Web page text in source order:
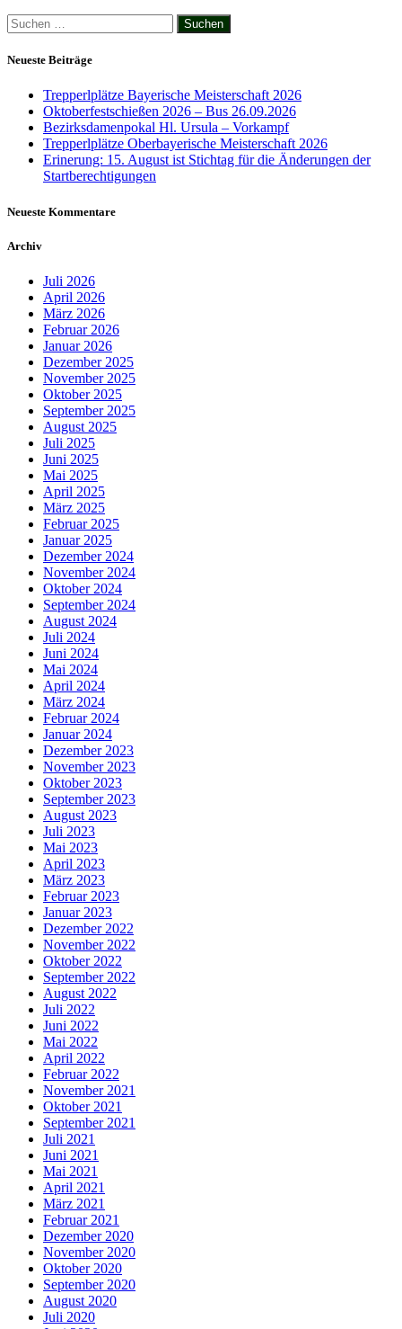
Suchen
nach:
Neueste Beiträge
Trepperlplätze Bayerische Meisterschaft 2026
Oktoberfestschießen 2026 – Bus 26.09.2026
Bezirksdamenpokal Hl. Ursula – Vorkampf
Trepperlplätze Oberbayerische Meisterschaft 2026
Erinerung: 15. August ist Stichtag für die Änderungen der
Startberechtigungen
Neueste Kommentare
Archiv
Juli 2026
April 2026
März 2026
Februar 2026
Januar 2026
Dezember 2025
November 2025
Oktober 2025
September 2025
August 2025
Juli 2025
Juni 2025
Mai 2025
April 2025
März 2025
Februar 2025
Januar 2025
Dezember 2024
November 2024
Oktober 2024
September 2024
August 2024
Juli 2024
Juni 2024
Mai 2024
April 2024
März 2024
Februar 2024
Januar 2024
Dezember 2023
November 2023
Oktober 2023
September 2023
August 2023
Juli 2023
Mai 2023
April 2023
März 2023
Februar 2023
Januar 2023
Dezember 2022
November 2022
Oktober 2022
September 2022
August 2022
Juli 2022
Juni 2022
Mai 2022
April 2022
Februar 2022
November 2021
Oktober 2021
September 2021
Juli 2021
Juni 2021
Mai 2021
April 2021
März 2021
Februar 2021
Dezember 2020
November 2020
Oktober 2020
September 2020
August 2020
Juli 2020